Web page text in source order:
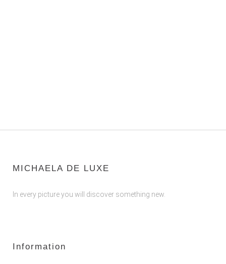
MICHAELA DE LUXE
In every picture you will discover something new.
Information